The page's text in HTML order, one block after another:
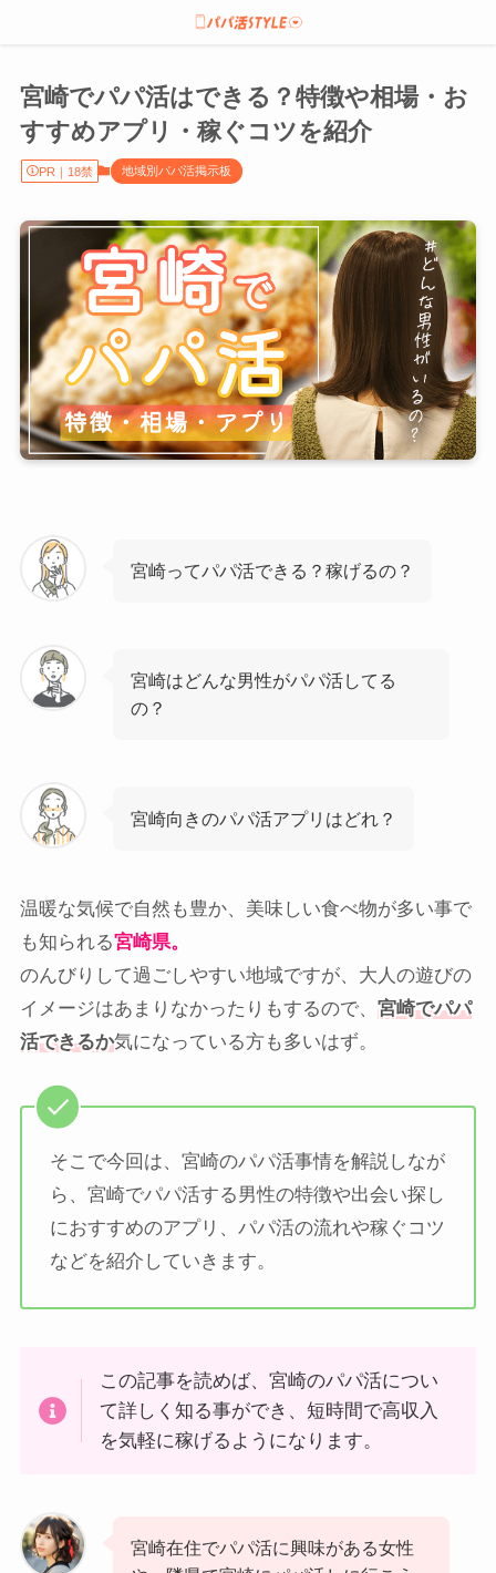
宮崎でパパ活はできる？特徴や相場・お
すすめアプリ・稼ぐコツを紹介
PR｜18禁 地域別パパ活掲示板
宮崎ってパパ活できる？稼げるの？
宮崎はどんな男性がパパ活してる
の？
宮崎向きのパパ活アプリはどれ？
温暖な気候で自然も豊か、美味しい食べ物が多い事で
も知られる宮崎県。
のんびりして過ごしやすい地域ですが、大人の遊びの
イメージはあまりなかったりもするので、 宮崎でパパ
活できるか気になっている方も多いはず。
そこで今回は、宮崎のパパ活事情を解説しなが
ら、宮崎でパパ活する男性の特徴や出会い探し
におすすめのアプリ、パパ活の流れや稼ぐコツ
などを紹介していきます。
この記事を読めば、宮崎のパパ活につい
て詳しく知る事ができ、短時間で高収入
を気軽に稼げるようになります。
宮崎在住でパパ活に興味がある女性